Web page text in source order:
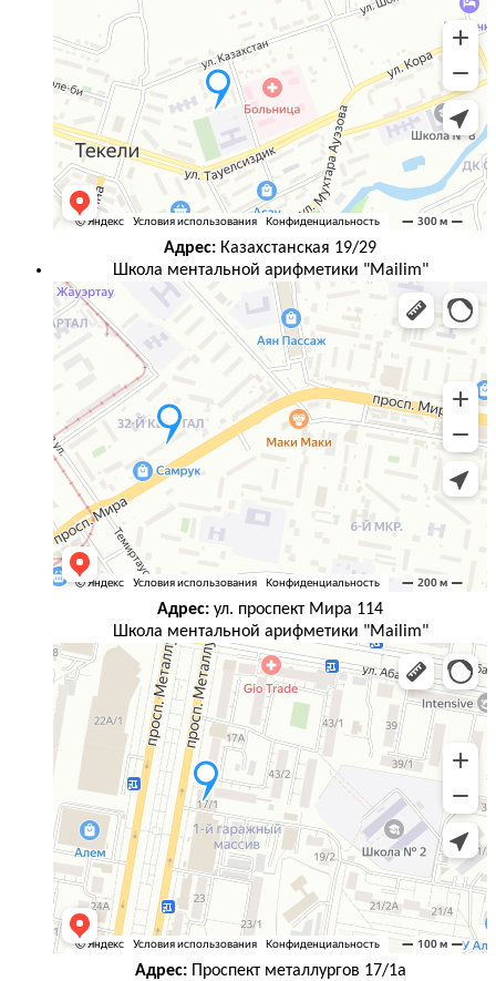
Адрес: Казахстанская 19/29
Школа ментальной арифметики "Mailim"
Адрес: ул. проспект Мира 114
Школа ментальной арифметики "Mailim"
Адрес: Проспект металлургов 17/1а